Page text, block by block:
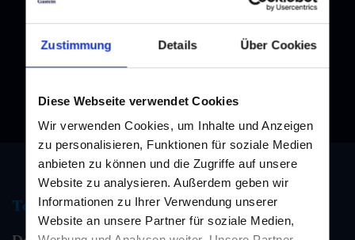
Zustimmung Details Über Cookies
Diese Webseite verwendet Cookies
Wir verwenden Cookies, um Inhalte und Anzeigen
zu personalisieren, Funktionen für soziale Medien
anbieten zu können und die Zugriffe auf unsere
Website zu analysieren. Außerdem geben wir
Informationen zu Ihrer Verwendung unserer
Website an unsere Partner für soziale Medien,
Tourismus Information